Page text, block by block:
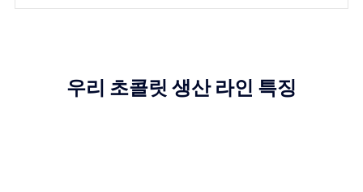
우리 초콜릿 생산 라인 특징